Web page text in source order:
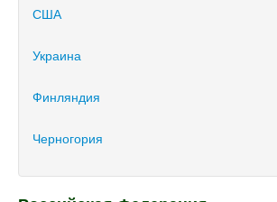
США
Украина
Финляндия
Черногория